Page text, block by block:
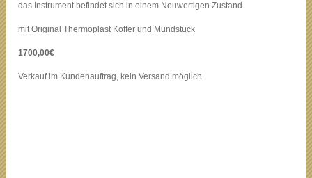
das Instrument befindet sich in einem Neuwertigen Zustand.
mit Original Thermoplast Koffer und Mundstück
1700,00€
Verkauf im Kundenauftrag, kein Versand möglich.